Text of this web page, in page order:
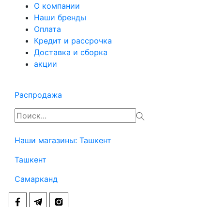
О компании
Наши бренды
Оплата
Кредит и рассрочка
Доставка и сборка
акции
Распродажа
Наши магазины: Ташкент
Ташкент
Самарканд